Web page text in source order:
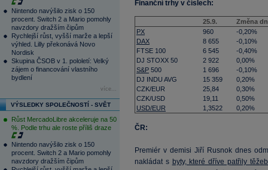
Nintendo navýšilo zisk o 150
procent. Switch 2 a Mario pomohly
navzdory dražším čipům
Rychlejší růst, vyšší marže a lepší
výhled. Lilly překonává Novo
Nordisk
Skupina ČSOB v 1. pololetí: Velký
zájem o financování vlastního
bydlení
více...
VÝSLEDKY SPOLEČNOSTÍ - SVĚT
Růst MercadoLibre akceleruje na 50
%. Podle trhu ale roste příliš draze
Nintendo navýšilo zisk o 150
procent. Switch 2 a Mario pomohly
navzdory dražším čipům
Finanční trhy v číslech:
25.9.
Změna
PX
960
-0,20%
DAX
8 655
-0,10%
FTSE 100
6 545
-0,40%
DJ STOXX 50
2 922
0,00%
S&P 500 1 696
-0,10%
DJ INDU AVG
15 359
0,20%
CZK/EUR
25,84
0,30%
CZK/USD
19,11
0,50%
USD/EUR
1,3522 0,20%
ČR:
Premiér v demisi Jiří Rusnok dnes
nakládat s byty, které dříve patřily